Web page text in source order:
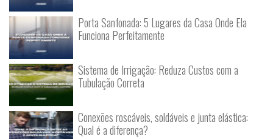
Porta Sanfonada: 5 Lugares da Casa Onde Ela
Funciona Perfeitamente
Sistema de Irrigação: Reduza Custos com a
Tubulação Correta
Conexões roscáveis, soldáveis e junta elástica:
Qual é a diferença?